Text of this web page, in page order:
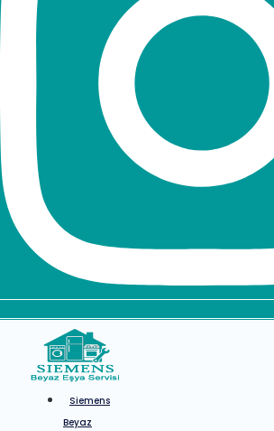
Siemens
Beyaz